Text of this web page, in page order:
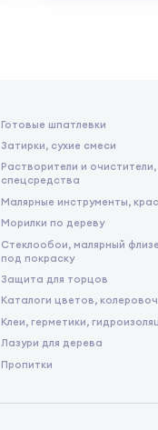
Готовые шпатлевки
Затирки, сухие смеси
Растворители и очистители,
спецсредства
Малярные инструменты,
Морилки по дереву
Стеклообои, малярный
под покраску
Защита для торцов
Каталоги цветов,
Клеи, герметики,
Лазури для дерева
Пропитки